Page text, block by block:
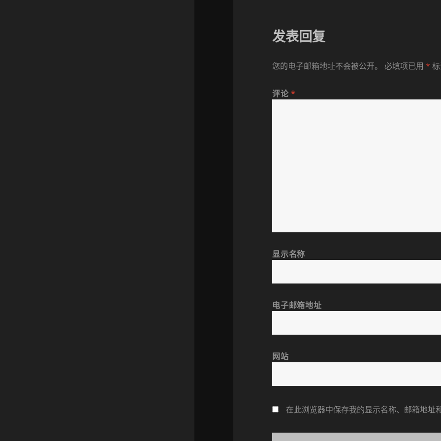
发表回复
您的电子邮箱地址不会被公开。 必填项已用*
评论*
显示名称
电子邮箱地址
网站
在此浏览器中保存我的显示名称、邮箱地址